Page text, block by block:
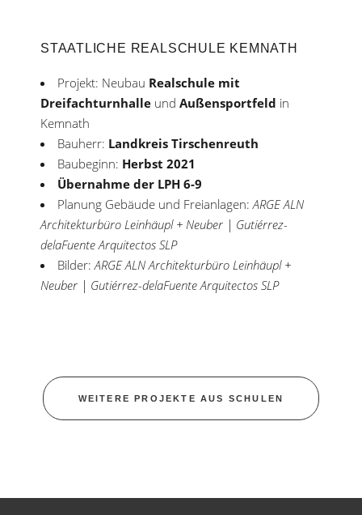
STAATLICHE REALSCHULE KEMNATH
Projekt: Neubau Realschule mit
Dreifachturnhalle und Außensportfeld in
Kemnath
Bauherr: Landkreis Tirschenreuth
Baubeginn: Herbst 2021
Übernahme der LPH 6-9
Planung Gebäude und Freianlagen:ARGE ALN
Architekturbüro Leinhäupl + Neuber | Gutiérrez-
delaFuente Arquitectos SLP
Bilder:ARGE ALN Architekturbüro Leinhäupl +
Neuber | Gutiérrez-delaFuente Arquitectos SLP
WEITERE PROJEKTE AUS SCHULEN